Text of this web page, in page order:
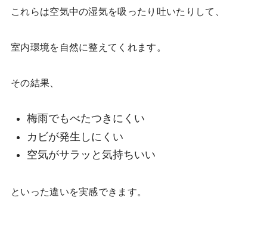
これらは空気中の湿気を吸ったり吐いたりして、
室内環境を自然に整えてくれます。
その結果、
梅雨でもべたつきにくい
カビが発生しにくい
空気がサラッと気持ちいい
といった違いを実感できます。